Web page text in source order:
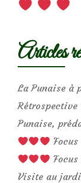
Articles
La Punaise à
Punaise,
Visite au